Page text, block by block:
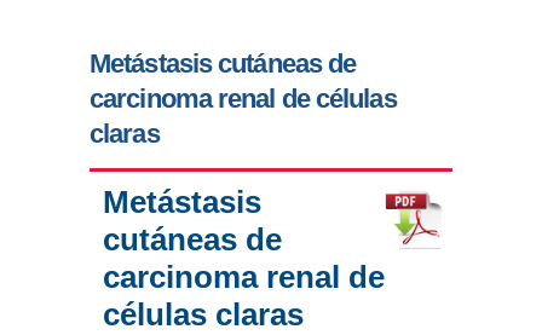
Metástasis cutáneas de
carcinoma renal de células
claras
Metástasis
cutáneas de
carcinoma renal de
células claras